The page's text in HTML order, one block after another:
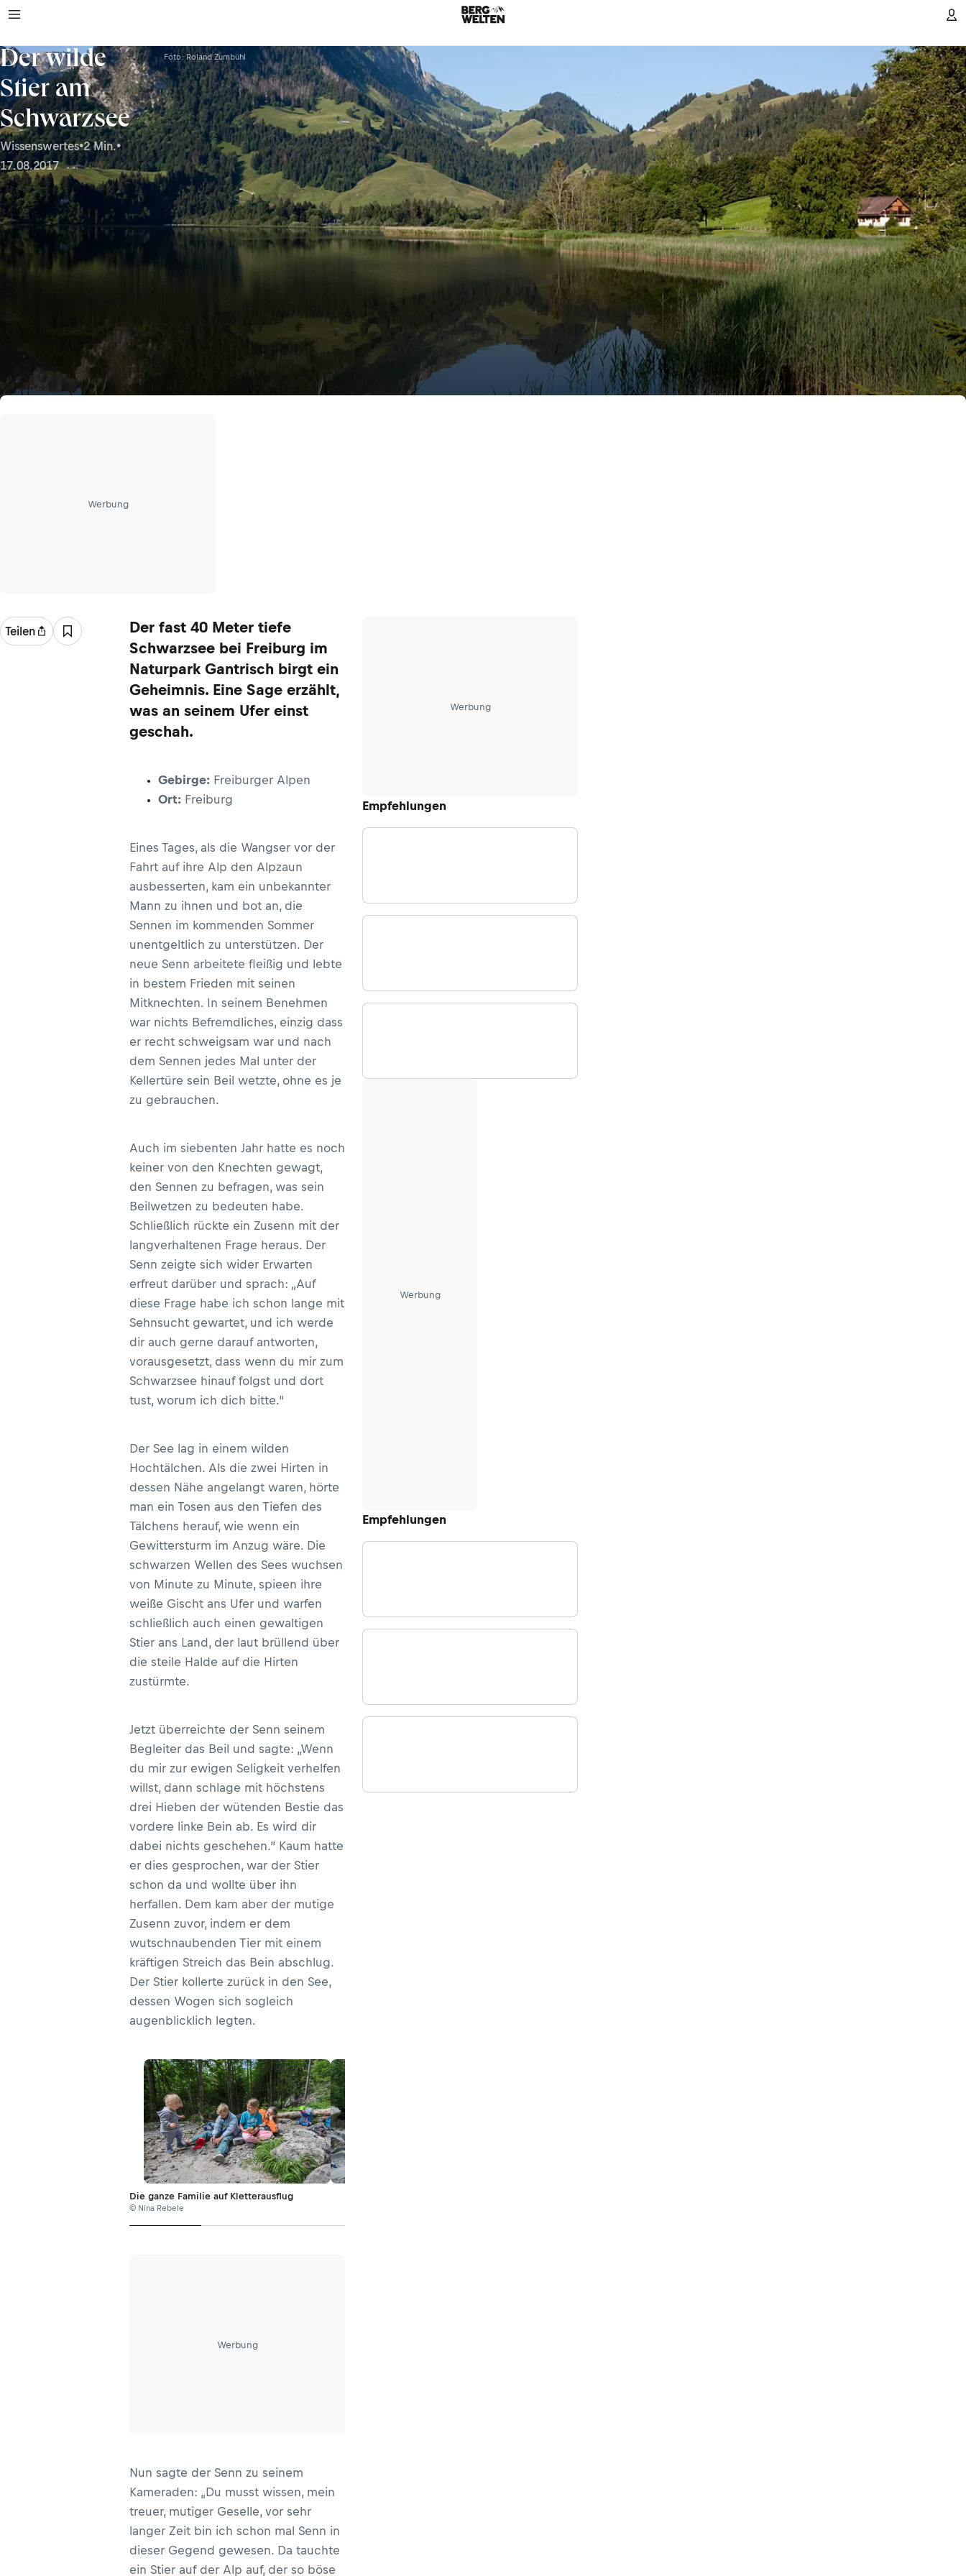
Der wilde
Stier am
Schwarzsee
Wissenswertes•2 Min.•
17.08.2017
Foto: Roland Zumbühl
Werbung
Teilen
Werbung
Empfehlungen
Werbung
Empfehlungen
Der fast 40 Meter tiefe
Schwarzsee bei Freiburg im
Naturpark Gantrisch birgt ein
Geheimnis. Eine Sage erzählt,
was an seinem Ufer einst
geschah.
Gebirge: Freiburger Alpen
Ort: Freiburg
Eines Tages, als die Wangser vor der
Fahrt auf ihre Alp den Alpzaun
ausbesserten, kam ein unbekannter
Mann zu ihnen und bot an, die
Sennen im kommenden Sommer
unentgeltlich zu unterstützen. Der
neue Senn arbeitete fleißig und lebte
in bestem Frieden mit seinen
Mitknechten. In seinem Benehmen
war nichts Befremdliches, einzig dass
er recht schweigsam war und nach
dem Sennen jedes Mal unter der
Kellertüre sein Beil wetzte, ohne es je
zu gebrauchen.
Auch im siebenten Jahr hatte es noch
keiner von den Knechten gewagt,
den Sennen zu befragen, was sein
Beilwetzen zu bedeuten habe.
Schließlich rückte ein Zusenn mit der
langverhaltenen Frage heraus. Der
Senn zeigte sich wider Erwarten
erfreut darüber und sprach: „Auf
diese Frage habe ich schon lange mit
Sehnsucht gewartet, und ich werde
dir auch gerne darauf antworten,
vorausgesetzt, dass wenn du mir zum
Schwarzsee hinauf folgst und dort
tust, worum ich dich bitte.“
Der See lag in einem wilden
Hochtälchen. Als die zwei Hirten in
dessen Nähe angelangt waren, hörte
man ein Tosen aus den Tiefen des
Tälchens herauf, wie wenn ein
Gewittersturm im Anzug wäre. Die
schwarzen Wellen des Sees wuchsen
von Minute zu Minute, spieen ihre
weiße Gischt ans Ufer und warfen
schließlich auch einen gewaltigen
Stier ans Land, der laut brüllend über
die steile Halde auf die Hirten
zustürmte.
Jetzt überreichte der Senn seinem
Begleiter das Beil und sagte: „Wenn
du mir zur ewigen Seligkeit verhelfen
willst, dann schlage mit höchstens
drei Hieben der wütenden Bestie das
vordere linke Bein ab. Es wird dir
dabei nichts geschehen.“ Kaum hatte
er dies gesprochen, war der Stier
schon da und wollte über ihn
herfallen. Dem kam aber der mutige
Zusenn zuvor, indem er dem
wutschnaubenden Tier mit einem
kräftigen Streich das Bein abschlug.
Der Stier kollerte zurück in den See,
dessen Wogen sich sogleich
augenblicklich legten.
Die ganze Familie auf Kletterausflug
© Nina Rebele
Werbung
Nun sagte der Senn zu seinem
Kameraden: „Du musst wissen, mein
treuer, mutiger Geselle, vor sehr
langer Zeit bin ich schon mal Senn in
dieser Gegend gewesen. Da tauchte
ein Stier auf der Alp auf, der so böse